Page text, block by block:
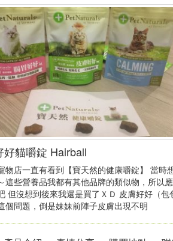
好貓嚼錠 Hairball
物店一直有看到【寶天然的健康嚼錠】 當時
些營養品我都有其他品牌的類似物，所以
但沒想到後來我還是買了ＸＤ 皮膚好好（包
個問題，倒是妹妹前陣子皮膚出現不明